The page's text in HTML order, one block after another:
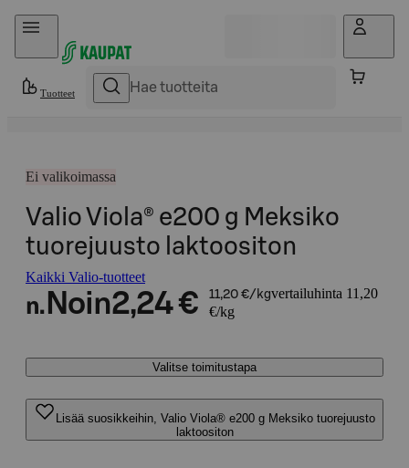
Hyppää sisältöön
Tuotteet
Ei valikoimassa
Valio Viola® e200 g Meksiko
tuorejuusto laktoositon
Kaikki Valio-tuotteet
n. Noin2,24 € 11,20 €/kgvertailuhinta 11,20
€/kg
Valitse toimitustapa
Lisää suosikkeihin, Valio Viola® e200 g Meksiko tuorejuusto
laktoositon